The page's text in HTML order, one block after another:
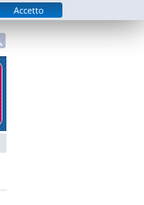
Accetto